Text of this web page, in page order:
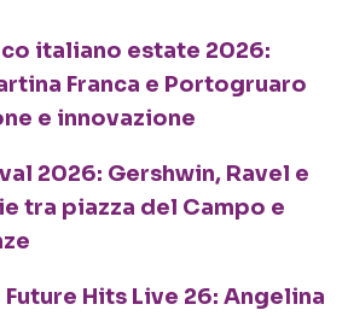
italiano estate 2026:
Franca e Portogruaro
e innovazione
2026: Gershwin, Ravel e
tra piazza del Campo e
Hits Live 26: Angelina